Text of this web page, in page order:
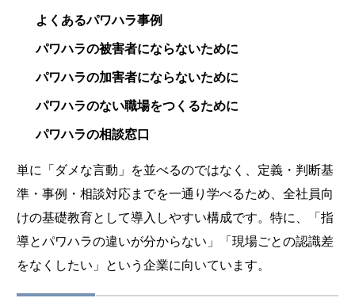
よくあるパワハラ事例
パワハラの被害者にならないために
パワハラの加害者にならないために
パワハラのない職場をつくるために
パワハラの相談窓口
単に「ダメな言動」を並べるのではなく、定義・判断基
準・事例・相談対応までを一通り学べるため、全社員向
けの基礎教育として導入しやすい構成です。特に、「指
導とパワハラの違いが分からない」「現場ごとの認識差
をなくしたい」という企業に向いています。